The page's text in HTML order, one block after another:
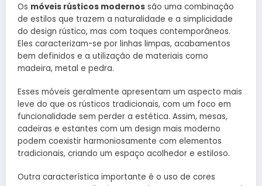
Os móveis rústicos modernos são uma combinação
de estilos que trazem a naturalidade e a simplicidade
do design rústico, mas com toques contemporâneos.
Eles caracterizam-se por linhas limpas, acabamentos
bem definidos e a utilização de materiais como
madeira, metal e pedra.
Esses móveis geralmente apresentam um aspecto mais
leve do que os rústicos tradicionais, com um foco em
funcionalidade sem perder a estética. Assim, mesas,
cadeiras e estantes com um design mais moderno
podem coexistir harmoniosamente com elementos
tradicionais, criando um espaço acolhedor e estiloso.
Outra característica importante é o uso de cores